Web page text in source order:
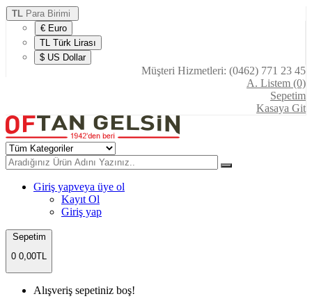
TL Para Birimi
€ Euro
TL Türk Lirası
$ US Dollar
Müşteri Hizmetleri: (0462) 771 23 45
A. Listem (0)
Sepetim
Kasaya Git
Giriş yapveya üye ol
Kayıt Ol
Giriş yap
Sepetim
0 0,00TL
Alışveriş sepetiniz boş!